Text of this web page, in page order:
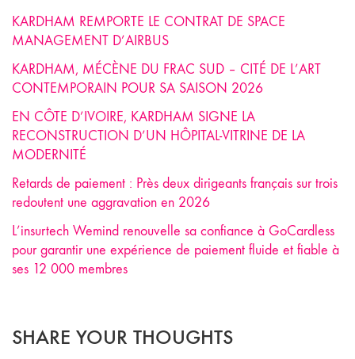
KARDHAM REMPORTE LE CONTRAT DE SPACE
MANAGEMENT D’AIRBUS
KARDHAM, MÉCÈNE DU FRAC SUD – CITÉ DE L’ART
CONTEMPORAIN POUR SA SAISON 2026
EN CÔTE D’IVOIRE, KARDHAM SIGNE LA
RECONSTRUCTION D’UN HÔPITAL-VITRINE DE LA
MODERNITÉ
Retards de paiement : Près deux dirigeants français sur trois
redoutent une aggravation en 2026
L’insurtech Wemind renouvelle sa confiance à GoCardless
pour garantir une expérience de paiement fluide et fiable à
ses 12 000 membres
SHARE YOUR THOUGHTS